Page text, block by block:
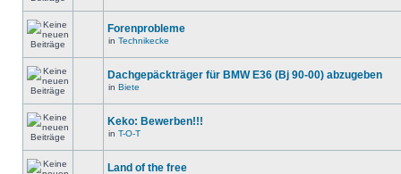
Forenprobleme
in Technikecke
Dachgepäckträger für BMW E36 (Bj 90-00) abzugeben
in Biete
Keko: Bewerben!!!
in T-O-T
Land of the free